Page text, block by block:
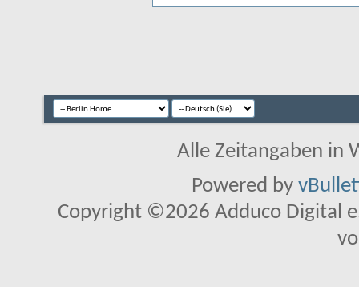
Alle Zeitangaben in
Powered by
Copyright ©2026 Adduco Digital